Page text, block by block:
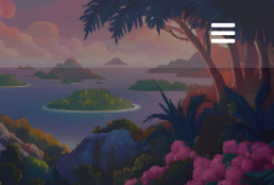
Перейти
к
содержимому